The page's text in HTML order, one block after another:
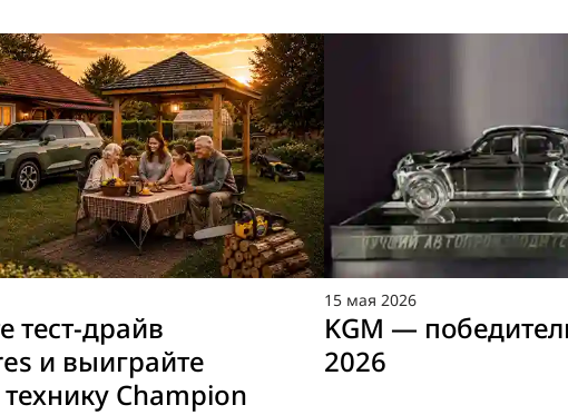
тест-драйв
и выиграйте
Champion
15 мая 2026
KGM —
2026